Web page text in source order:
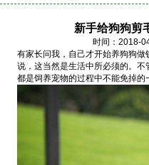
新手给狗狗剪
时间：2018-
有家长问我，自己才开始养狗狗
说，这当然是生活中所必须的。
都是饲养宠物的过程中不能免掉的